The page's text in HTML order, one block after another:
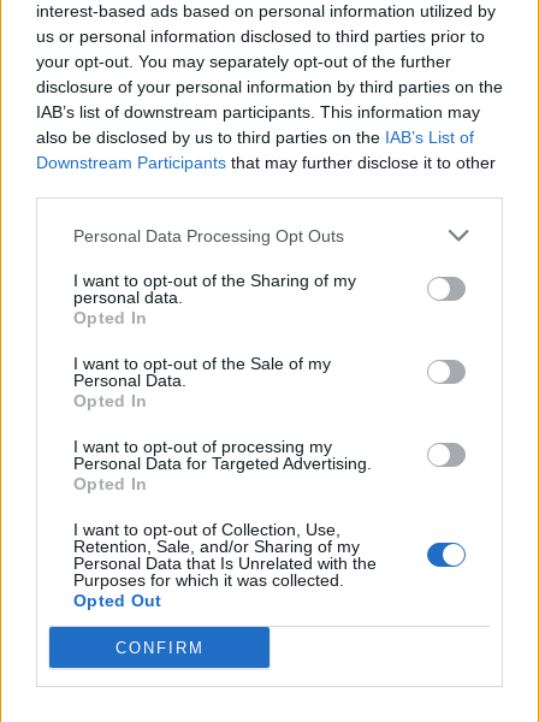
interest-based ads based on personal information utilized by
us or personal information disclosed to third parties prior to
your opt-out. You may separately opt-out of the further
disclosure of your personal information by third parties on the
IAB’s list of downstream participants. This information may
also be disclosed by us to third parties on the IAB’s List of
Downstream Participants that may further disclose it to other
Personal Data Processing Opt Outs
I want to opt-out of the Sharing of my
personal data.
Opted In
I want to opt-out of the Sale of my
Personal Data.
Opted In
I want to opt-out of processing my
Personal Data for Targeted Advertising.
Opted In
I want to opt-out of Collection, Use,
Retention, Sale, and/or Sharing of my
Personal Data that Is Unrelated with the
Purposes for which it was collected.
Opted Out
CONFIRM
Πνευμονολόγος - Φυματιολόγος "Σταυρούλα Δ. Νούκα"
ΑΓΓΕΛΙΕΣ